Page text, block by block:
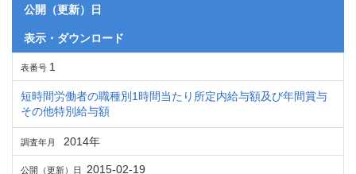
公開（更新）日
表示・ダウンロード
表番号 1
短時間労働者の職種別1時間当たり所定内給与額及び年間賞与
その他特別給与額
調査年月 2014年
公開（更新）日 2015-02-19